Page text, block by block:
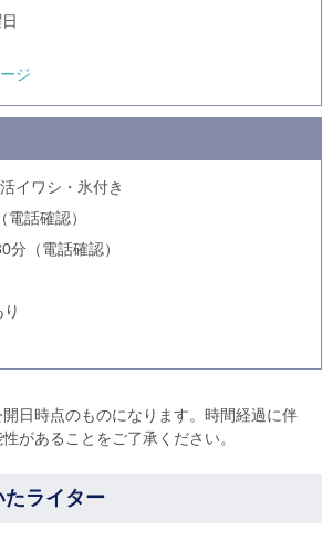
ジ
イワシ・氷付き
話確認）
分（電話確認）
日時点のものになります。時間経過に伴
があることをご了承ください。
たライター